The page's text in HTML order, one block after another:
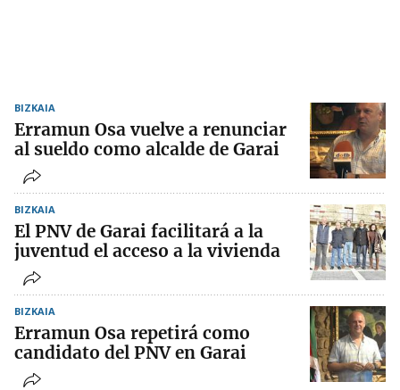
BIZKAIA
Erramun Osa vuelve a renunciar
al sueldo como alcalde de Garai
BIZKAIA
El PNV de Garai facilitará a la
juventud el acceso a la vivienda
BIZKAIA
Erramun Osa repetirá como
candidato del PNV en Garai